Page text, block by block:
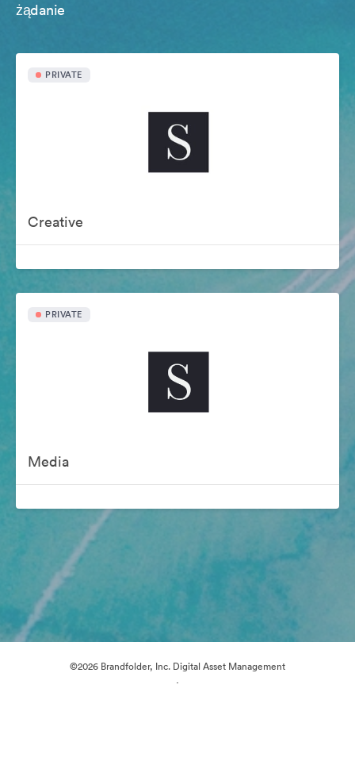
żądanie
PRIVATE
Creative
PRIVATE
Media
©2026 Brandfolder, Inc. Digital Asset Management
·